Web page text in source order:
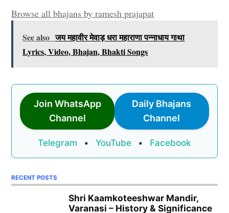
Browse all bhajans by ramesh prajapat
See also जय महावीर मेवाड़ धरा महाराणा पन्नाधाय गाथा
Lyrics, Video, Bhajan, Bhakti Songs
Join WhatsApp
Channel
Daily Bhajans
Channel
Telegram • YouTube • Facebook
RECENT POSTS
Shri Kaamkoteeshwar Mandir,
Varanasi – History & Significance